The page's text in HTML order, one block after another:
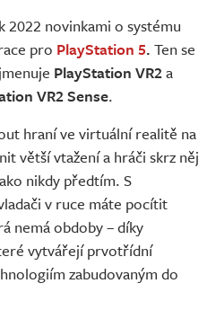
2022 novinkami o systému
pro PlayStation 5. Ten se
PlayStation VR2a
VR2 Sense.
hraní ve virtuální realitě na
větší vtažení a hráči skrz něj
nikdy předtím. S
v ruce máte pocítit
nemá obdoby – díky
vytvářejí prvotřídní
zabudovaným do